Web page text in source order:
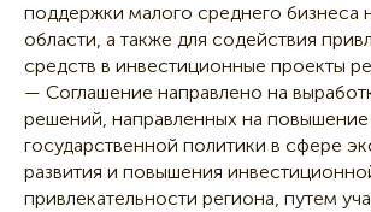
поддержки малого среднего бизнеса
области, а также для содействия
средств в инвестиционные проекты
— Соглашение направлено на
решений, направленных на
государственной политики в сфере
развития и повышения
привлекательности региона, путем